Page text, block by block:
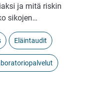
ja mitä riskin
sikojen…
Eläintaudit